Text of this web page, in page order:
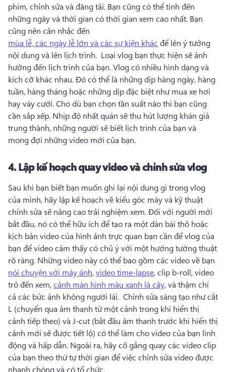
phim, chỉnh sửa và đăng tải. Bạn cũng có thể tính đến
những ngày và thời gian có thời gian xem cao nhất. Bạn
cũng nên cân nhắc đến
mùa lễ, các ngày lễ lớn và các sự kiện khác để lên ý tưởng
nội dung và lên lịch trình. Loại vlog bạn thực hiện sẽ ảnh
hưởng đến lịch trình của bạn. Vlog có nhiều hình dạng và
kích cỡ khác nhau. Đó có thể là những dịp hàng ngày, hàng
tuần, hàng tháng hoặc những dịp đặc biệt như mua xe hơi
hay váy cưới. Cho dù bạn chọn tần suất nào thì bạn cũng
cần sắp xếp. Nhịp độ nhất quán sẽ thu hút lượng khán giả
trung thành, những người sẽ biết lịch trình của bạn và
mong đợi những video mới của bạn.
4.Lập kế hoạch quay video và chỉnh sửa vlog
Sau khi bạn biết bạn muốn ghi lại nội dung gì trong vlog
của mình, hãy lập kế hoạch về kiểu góc máy và kỹ thuật
chỉnh sửa sẽ nâng cao trải nghiệm xem. Đối với người mới
bắt đầu, nó có thể hữu ích để tạo ra một dàn bài thô hoặc
kịch bản video của hình ảnh trực quan bạn cần để vlog của
bạn để video cảm thấy có chủ ý với một hướng tường thuật
rõ ràng. Những video này có thể bao gồm các video về bạn
nói chuyện với máy ảnh, video time-lapse, clip b-roll, video
trỏ đến xem, cảnh màn hình màu xanh lá cây, và thậm chí
cả các bức ảnh không người lái. Chỉnh sửa sáng tạo như cắt
L (chuyển qua âm thanh từ một cảnh trong khi hiển thị
cảnh tiếp theo) và J-cut (bắt đầu âm thanh trước khi hiển thị
cảnh mới sẽ được tiết lộ) có thể làm cho video của bạn linh
động và hấp dẫn. Ngoài ra, hãy cố gắng quay các video clip
của bạn theo thứ tự thời gian để việc chỉnh sửa video được
nhanh chóng và có tổ chức.